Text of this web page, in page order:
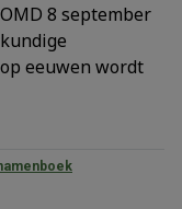
8 september
eeuwen wordt